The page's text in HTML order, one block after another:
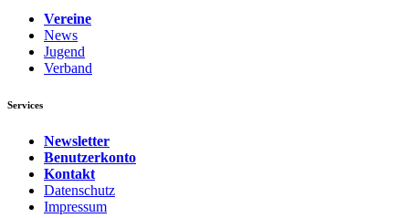
Vereine
News
Jugend
Verband
Services
Newsletter
Benutzerkonto
Kontakt
Datenschutz
Impressum